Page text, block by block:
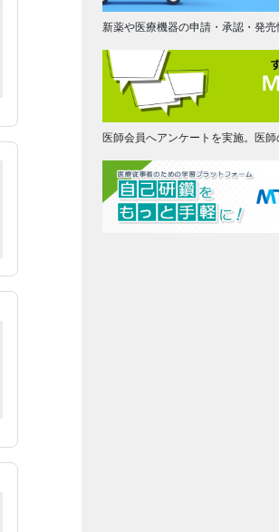
新薬や医療機器の申請・承認・発売
医師会員へアンケートを実施。医師